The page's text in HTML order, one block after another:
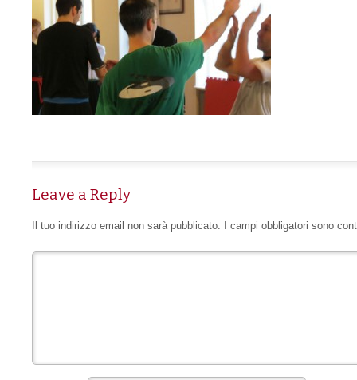
Leave a Reply
Il tuo indirizzo email non sarà pubblicato. I campi obbligatori sono